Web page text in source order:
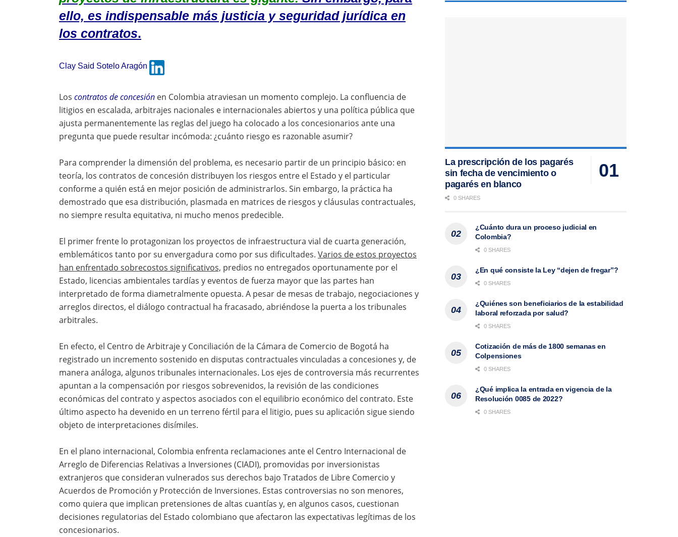
ello, es indispensable más justicia y seguridad jurídica en
los contratos.
Clay Said Sotelo Aragón
Los contratos de concesión en Colombia atraviesan un momento complejo. La confluencia de
litigios en escalada, arbitrajes nacionales e internacionales abiertos y una política pública que
ajusta permanentemente las reglas del juego ha colocado a los concesionarios ante una
pregunta que puede resultar incómoda: ¿cuánto riesgo es razonable asumir?
Para comprender la dimensión del problema, es necesario partir de un principio básico: en
teoría, los contratos de concesión distribuyen los riesgos entre el Estado y el particular
conforme a quién está en mejor posición de administrarlos. Sin embargo, la práctica ha
demostrado que esa distribución, plasmada en matrices de riesgos y cláusulas contractuales,
no siempre resulta equitativa, ni mucho menos predecible.
El primer frente lo protagonizan los proyectos de infraestructura vial de cuarta generación,
emblemáticos tanto por su envergadura como por sus dificultades. Varios de estos proyectos
han enfrentado sobrecostos significativos, predios no entregados oportunamente por el
Estado, licencias ambientales tardías y eventos de fuerza mayor que las partes han
interpretado de forma diametralmente opuesta. A pesar de mesas de trabajo, negociaciones y
arreglos directos, el diálogo contractual ha fracasado, abriéndose la puerta a los tribunales
arbitrales.
En efecto, el Centro de Arbitraje y Conciliación de la Cámara de Comercio de Bogotá ha
registrado un incremento sostenido en disputas contractuales vinculadas a concesiones y, de
manera análoga, algunos tribunales internacionales. Los ejes de controversia más recurrentes
apuntan a la compensación por riesgos sobrevenidos, la revisión de las condiciones
económicas del contrato y aspectos asociados con el equilibrio económico del contrato. Este
último aspecto ha devenido en un terreno fértil para el litigio, pues su aplicación sigue siendo
objeto de interpretaciones disímiles.
En el plano internacional, Colombia enfrenta reclamaciones ante el Centro Internacional de
Arreglo de Diferencias Relativas a Inversiones (CIADI), promovidas por inversionistas
extranjeros que consideran vulnerados sus derechos bajo Tratados de Libre Comercio y
Acuerdos de Promoción y Protección de Inversiones. Estas controversias no son menores,
como quiera que implican pretensiones de altas cuantías y, en algunos casos, cuestionan
decisiones regulatorias del Estado colombiano que afectaron las expectativas legítimas de los
concesionarios.
La prescripción de los pagarés
sin fecha de vencimiento o
pagarés en blanco
0 SHARES
¿Cuánto dura un proceso judicial en
Colombia?
0 SHARES
¿En qué consiste la Ley “dejen de fregar”?
0 SHARES
¿Quiénes son beneficiarios de la estabilidad
laboral reforzada por salud?
0 SHARES
Cotización de más de 1800 semanas en
Colpensiones
0 SHARES
¿Qué implica la entrada en vigencia de la
Resolución 0085 de 2022?
0 SHARES